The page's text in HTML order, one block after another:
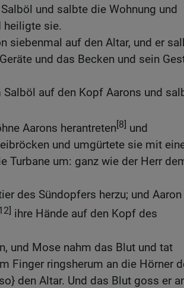
und salbte die Wohnung und
heiligte sie.
siebenmal auf den Altar, und er
und das Becken und sein
Salböl auf den Kopf Aarons und
Aarons herantreten[8] und
und umgürtete sie mit
Turbane um: ganz wie der Herr
des Sündopfers herzu; und Aaron
ihre Hände auf den Kopf des
und Mose nahm das Blut und tat
Finger ringsherum an die Hörner
den Altar. Und das Blut goss er